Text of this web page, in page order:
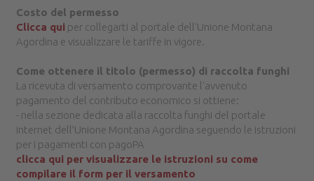
Costo del permesso
Clicca qui per collegarti al portale dell'Unione Montana
Agordina e visualizzare le tariffe in vigore.
Come ottenere il titolo (permesso) di raccolta funghi
La ricevuta di versamento comprovante l'avvenuto
pagamento del contributo economico si ottiene:
- nella sezione dedicata alla raccolta funghi del portale
internet dell’Unione Montana Agordina seguendo le istruzioni
per i pagamenti con pagoPA
clicca qui per visualizzare le istruzioni su come
compilare il form per il versamento